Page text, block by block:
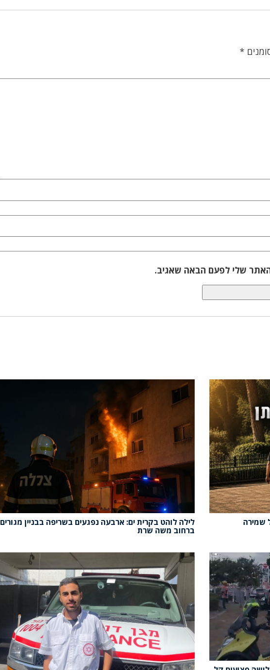
*
שלי לפעם הבאה שאגיב.
שמירה לילה לוהט בקרית ים: ארבעה נפגעים בשריפה בבניין מגורים
ברחוב משה שרת